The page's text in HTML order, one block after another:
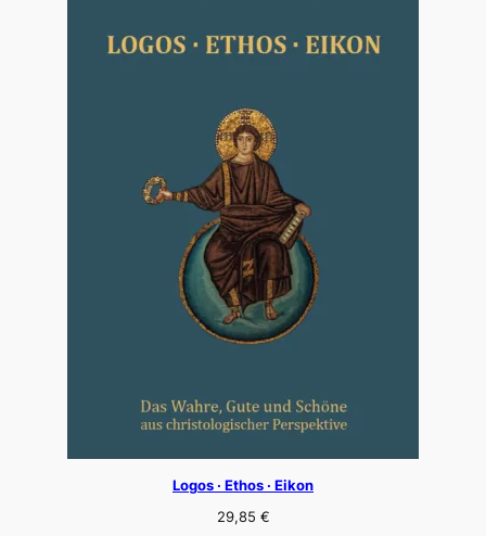
Logos · Ethos · Eikon
29,85 €